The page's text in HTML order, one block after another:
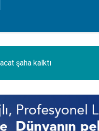
şaha kalktı